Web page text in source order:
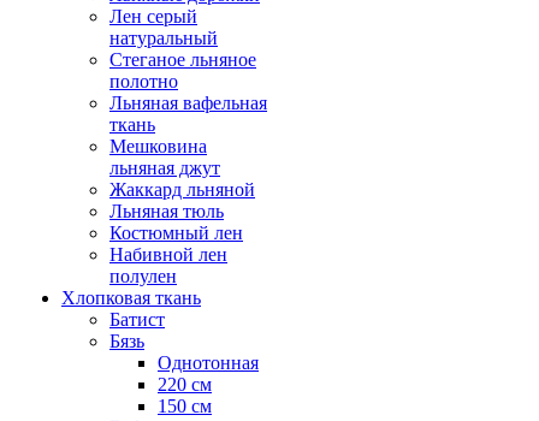
Лен серый
натуральный
Стеганое льняное
полотно
Льняная вафельная
ткань
Мешковина
льняная джут
Жаккард льняной
Льняная тюль
Костюмный лен
Набивной лен
полулен
Хлопковая ткань
Батист
Бязь
Однотонная
220 см
150 см